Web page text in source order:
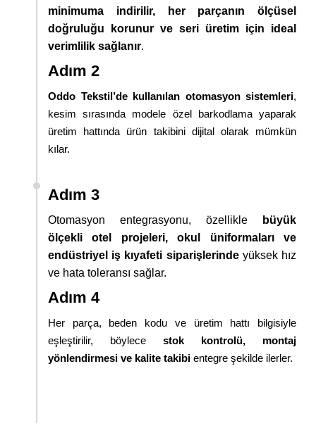
minimuma indirilir, her parçanın ölçüsel
doğruluğu korunur ve seri üretim için ideal
verimlilik sağlanır.
Adım 2
Oddo Tekstil’de kullanılan otomasyon sistemleri,
kesim sırasında modele özel barkodlama yaparak
üretim hattında ürün takibini dijital olarak mümkün
kılar.
Adım 3
Otomasyon entegrasyonu, özellikle
büyük
ölçekli otel projeleri, okul üniformaları ve
endüstriyel iş kıyafeti siparişlerindeyüksek hız
ve hata toleransı sağlar.
Adım 4
Her parça, beden kodu ve üretim hattı bilgisiyle
eşleştirilir, böylece stok kontrolü, montaj
yönlendirmesi ve kalite takibi entegre şekilde ilerler.